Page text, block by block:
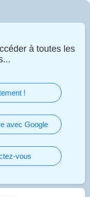
à toutes les
!
avec Google
vous